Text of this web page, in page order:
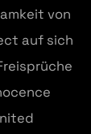
von
auf sich